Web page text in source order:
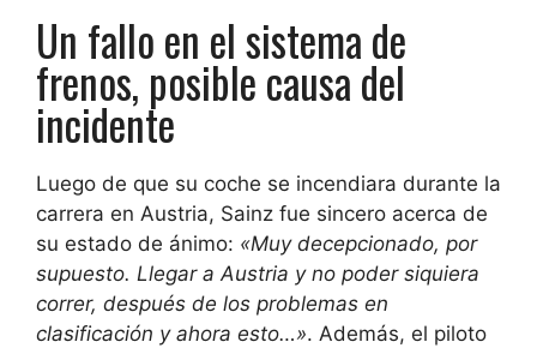
Un fallo en el sistema de
frenos, posible causa del
incidente
Luego de que su coche se incendiara durante la
carrera en Austria, Sainz fue sincero acerca de
su estado de ánimo: «Muy decepcionado, por
supuesto. Llegar a Austria y no poder siquiera
correr, después de los problemas en
clasificación y ahora esto…». Además, el piloto